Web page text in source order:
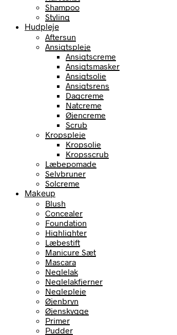
Shampoo
Styling
Hudpleje
Aftersun
Ansigtspleje
Ansigtscreme
Ansigtsmasker
Ansigtsolie
Ansigtsrens
Dagcreme
Natcreme
Øjencreme
Scrub
Kropspleje
Kropsolie
Kropsscrub
Læbepomade
Selvbruner
Solcreme
Makeup
Blush
Concealer
Foundation
Highlighter
Læbestift
Manicure Sæt
Mascara
Neglelak
Neglelakfjerner
Neglepleje
Øjenbryn
Øjenskygge
Primer
Pudder